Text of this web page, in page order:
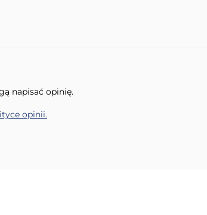
napisać opinię.
opinii.